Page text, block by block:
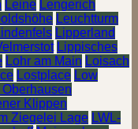
Leine Lengerich
Leuchtturm
Lipperland
Lippisches
Lohr am Main Loisach
Lostplace Low
Klippen
Ziegelei Lage LWL-